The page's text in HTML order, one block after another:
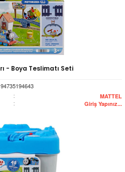
- Boya Teslimatı Seti
: MATTEL
: Giriş Yapınız...